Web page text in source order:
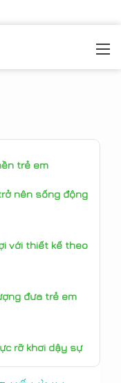
trẻ em
nên sống động
với thiết kế theo
đưa trẻ em
rỡ khơi dậy sự